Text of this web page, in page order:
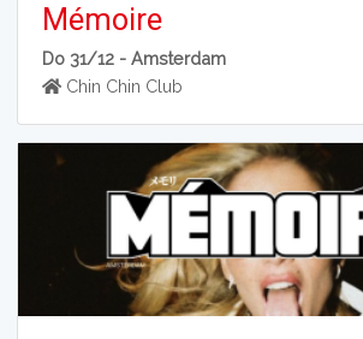
Mémoire
Do 31/12 -Amsterdam
Chin Chin Club